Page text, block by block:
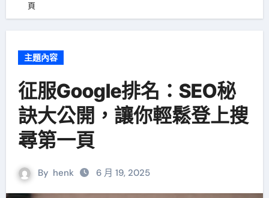
頁
主題內容
征服Google排名：SEO秘
訣大公開，讓你輕鬆登上搜
尋第一頁
By henk 6 月 19, 2025